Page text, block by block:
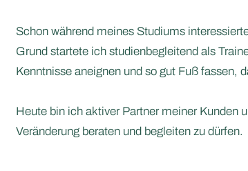
Schon während meines Studiums
Grund startete ich studienbegleitend als
Kenntnisse aneignen und so gut Fuß fassen,
Heute bin ich aktiver Partner meiner Kunden
Veränderung beraten und begleiten zu dürfen.